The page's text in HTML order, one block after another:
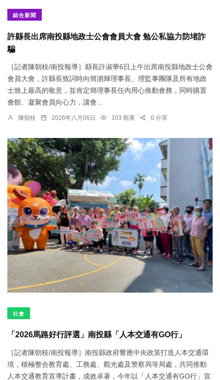
綜合新聞
許縣長出席南投縣地政士公會會員大會 勉公私協力防堵詐
騙
［記者陳朝枝/南投報導］縣長許淑華6日上午出席南投縣地政士公會
會員大會，許縣長致詞時向簡泗輝理事長、理監事團隊及所有地政
士致上最高的敬意，並肯定簡理事長任內用心推動會務，同時購置
會館、凝聚會員向心力，讓會...
陳朝枝 2026年八月06日 103 觀看 0 分享
社會
「2026馬路好行評選」南投縣「人本交通有GO行」
［記者陳朝枝/南投報導］南投縣政府響應中央政策打造人本交通環
境，積極整合教育處、工務處、觀光處及警察局等局處，共同推動
人本交通教育宣導計畫，成效卓著，今年以「人本交通有GO行」宣